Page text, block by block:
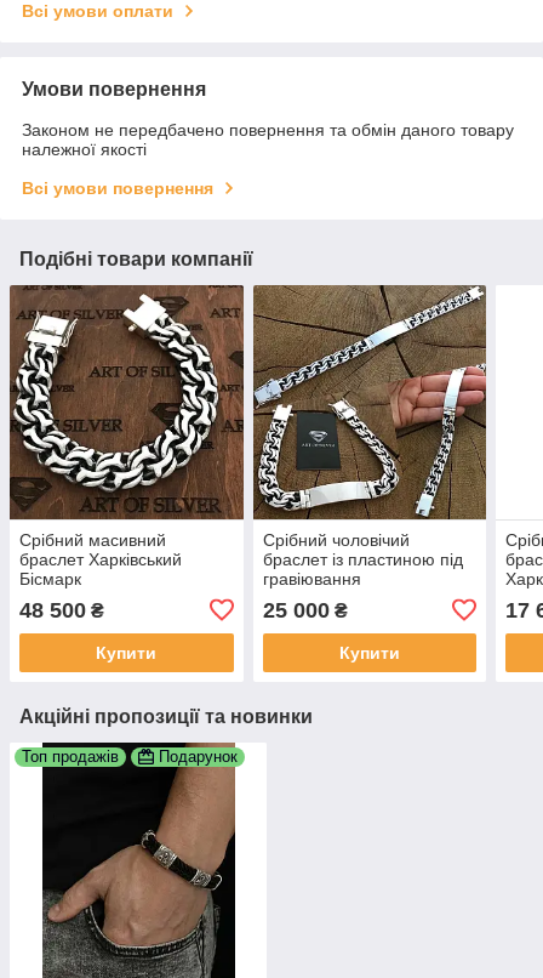
Всі умови оплати
Умови повернення
Законом не передбачено повернення та обмін даного товару
належної якості
Всі умови повернення
Подібні товари компанії
Срібний масивний
браслет Харківський
Бісмарк
48 500 ₴
Купити
Срібний чоловічий
браслет із пластиною під
гравіювання
25 000₴
Купити
17
Акційні пропозиції та новинки
Топ продажів Подарунок